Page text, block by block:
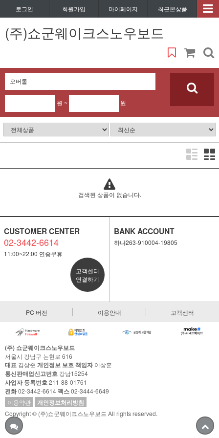
로그인 회원가입 마이페이지 최근본상품
(주)쇼군웨이크스노우보드
원 ~ 원
검색된 상품이 없습니다.
CUSTOMER CENTER
02-3442-6614
11:00~22:00 연중무휴
고객센터
연결하기
BANK ACCOUNT
하나263-910004-19805
PC 버전 이용안내 고객센터
(주) 쇼군웨이크스노우보드
서울시 강남구 논현로 616
대표 김상준 개인정보 보호 책임자이상훈
통신판매업신고번호 강남15254
사업자 등록번호211-88-01761
전화02-3442-6614팩스02-3444-6649
이용약관
개인정보처리방침
Copyright © (주)쇼군웨이크스노우보드 All rights reserved.